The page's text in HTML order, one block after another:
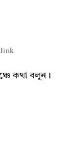
কথা বলুন।